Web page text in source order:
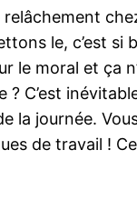
le, c’est
le moral et ça
C’est
la journée.
de travail !